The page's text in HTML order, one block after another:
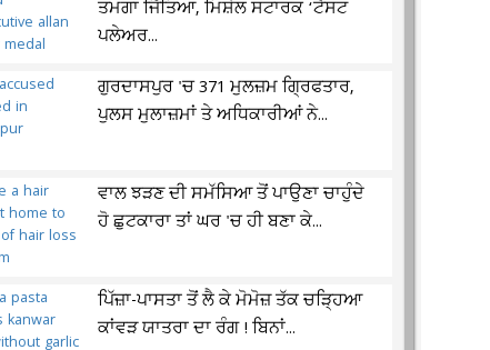
ਤਮਗਾ ਜਿੱਤਿਆ, ਮਿਸ਼ੇਲ ਸਟਾਰਕ ‘ਟੈਸਟ
ਪਲੇਅਰ...
ਗੁਰਦਾਸਪੁਰ 'ਚ 371 ਮੁਲਜ਼ਮ ਗ੍ਰਿਫਤਾਰ,
ਪੁਲਸ ਮੁਲਾਜ਼ਮਾਂ ਤੇ ਅਧਿਕਾਰੀਆਂ ਨੇ...
ਵਾਲ ਝੜਣ ਦੀ ਸਮੱਸਿਆ ਤੋਂ ਪਾਉਣਾ ਚਾਹੁੰਦੇ
ਹੋ ਛੁਟਕਾਰਾ ਤਾਂ ਘਰ 'ਚ ਹੀ ਬਣਾ ਕੇ...
ਪਿੱਜ਼ਾ-ਪਾਸਤਾ ਤੋਂ ਲੈ ਕੇ ਮੋਮੋਜ਼ ਤੱਕ ਚੜ੍ਹਿਆ
ਕਾਂਵੜ ਯਾਤਰਾ ਦਾ ਰੰਗ ! ਬਿਨਾਂ...